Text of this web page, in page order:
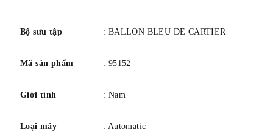
Độ dày vỏ 13 mm
Vỏ hình tròn
Chất liệu dây đeo Da
Bộ sưu tập : BALLON BLEU DE CARTIER
Mã sản phẩm : 95152
Giới tính : Nam
Loại máy : Automatic